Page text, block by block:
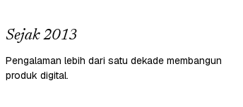
Sejak 2013
Pengalaman lebih dari satu dekade membangun
produk digital.